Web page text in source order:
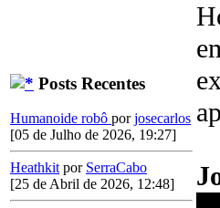
Posts Recentes
Humanoide robô porjosecarlos
[05 de Julho de 2026, 19:27]
Heathkit por SerraCabo
[25 de Abril de 2026, 12:48]